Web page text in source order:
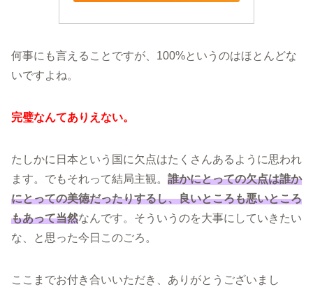
何事にも言えることですが、100%というのはほとんどな
いですよね。
完璧なんてありえない。
たしかに日本という国に欠点はたくさんあるように思われ
ます。でもそれって結局主観。 誰かにとっての欠点は誰か
にとっての美徳だったりするし、良いところも悪いところ
もあって当然なんです。そういうのを大事にしていきたい
な、と思った今日このごろ。
ここまでお付き合いいただき、ありがとうございまし